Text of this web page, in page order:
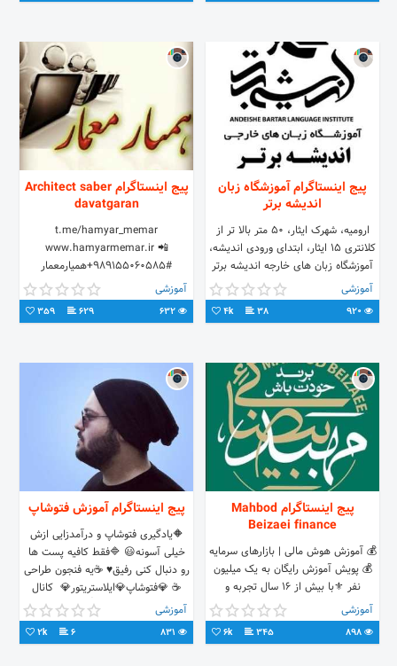
پیج اینستاگرام آموزشگاه زبان
اندیشه برتر
ارومیه، شهرک ایثار، 50 متر بالا تر از
کلانتری 15 ایثار، ابتدای ورودی اندیشه،
آموزشگاه زبان های خارجه اندیشه برتر
09149460244 044- 33460249
آموزشی
38
4k
پیج اینستاگرام Architect saber
davatgaran
t.me/hamyar_memar
www.hamyarmemar.ir 📲
+989155060585#همیارمعمار
ارتقاءجایگاه مهندسان،مقررات
ملی،انتقال تجارب مهندسی،دبیرانجمن
مهندس#صابر دوات گران
آموزشی
629
359
پیج اینستاگرام Mahbod
Beizaei finance
💰 آموزش هوش مالی | بازارهای سرمایه
💰 پویش آموزش رایگان به یک میلیون
نفر ⚜️با بیش از 16 سال تجربه و
تدریس ⚠️⚠️ پیج توسط ادمین اداره
میگردد.
آموزشی
345
6k
پیج اینستاگرام آموزش فتوشاپ
🔶یادگیری فتوشاپ و درآمدزایی ازش
خیلی آسونه😃 🔷فقط کافیه پست ها
رو دنبال کنی رفیق♥️ ☕️یه فنجون طراحی
☕️ 💎فتوشاپ💎ایلاستریتور💎 ‌ کانال
یوتیوب👇
آموزشی
6
2k